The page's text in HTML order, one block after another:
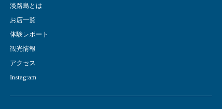
淡路島とは
お店一覧
体験レポート
観光情報
アクセス
Instagram